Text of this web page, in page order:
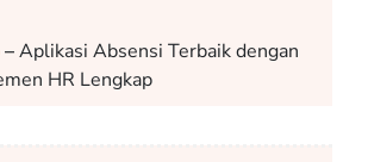
–Aplikasi Absensi Terbaik dengan
HR Lengkap